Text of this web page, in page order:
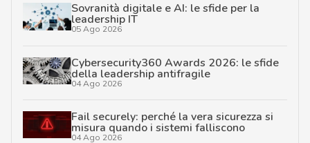
Sovranità digitale e AI: le sfide per la
leadership IT
05 Ago 2026
Cybersecurity360 Awards 2026: le sfide
della leadership antifragile
04 Ago 2026
Fail securely: perché la vera sicurezza si
misura quando i sistemi falliscono
04 Ago 2026